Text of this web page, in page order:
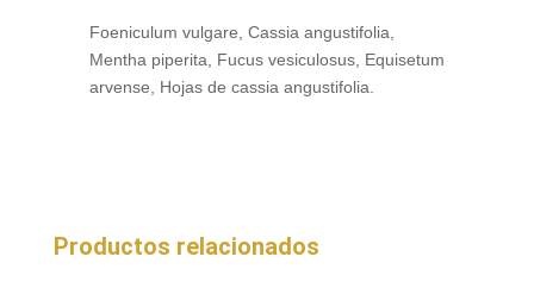
Foeniculum vulgare, Cassia angustifolia,
Mentha piperita, Fucus vesiculosus, Equisetum
arvense, Hojas de cassia angustifolia.
Productos relacionados